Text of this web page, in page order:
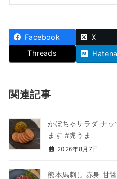
Facebook X
Threads
Hatena
関連記事
かぼちゃサラダ ナッ
ます #虎うま
2026年8月7日
熊本馬刺し 赤身 甘